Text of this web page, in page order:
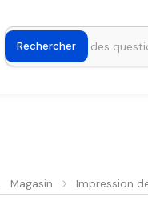
Magasin Impression